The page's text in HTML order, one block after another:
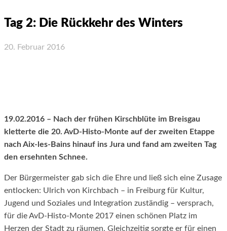
Tag 2: Die Rückkehr des Winters
20. Februar 2016
19.02.2016 – Nach der frühen Kirschblüte im Breisgau
kletterte die 20. AvD-Histo-Monte auf der zweiten Etappe
nach Aix-les-Bains hinauf ins Jura und fand am zweiten Tag
den ersehnten Schnee.
Der Bürgermeister gab sich die Ehre und ließ sich eine Zusage
entlocken: Ulrich von Kirchbach – in Freiburg für Kultur,
Jugend und Soziales und Integration zuständig – versprach,
für die AvD-Histo-Monte 2017 einen schönen Platz im
Herzen der Stadt zu räumen. Gleichzeitig sorgte er für einen